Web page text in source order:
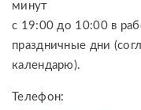
минут
с 19:00 до 10:00 в
праздничные дни
календарю).
Телефон: